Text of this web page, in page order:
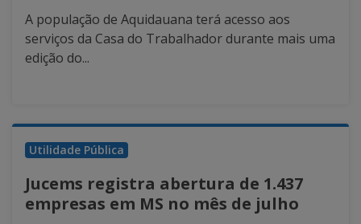
A população de Aquidauana terá acesso aos
serviços da Casa do Trabalhador durante mais uma
edição do...
Utilidade Pública
Jucems registra abertura de 1.437
empresas em MS no mês de julho